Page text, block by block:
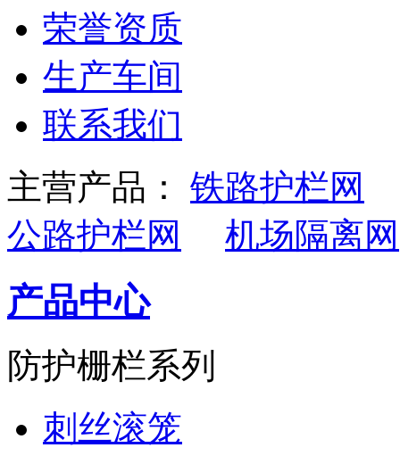
荣誉资质
生产车间
联系我们
主营产品： 铁路护栏网
公路护栏网
机场隔离网
产品中心
防护栅栏系列
刺丝滚笼